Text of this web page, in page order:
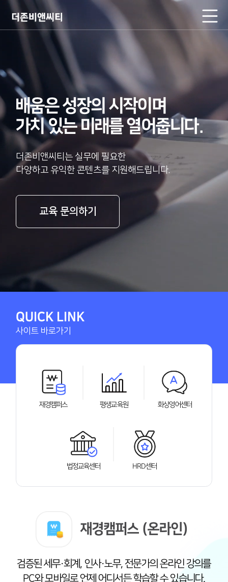
배움은 성장의 시작이며
가치 있는 미래를 열어줍니다.
더존비앤씨티는 실무에 필요한
다양하고 유익한 콘텐츠를 지원해드립니다.
교육 문의하기
QUICK LINK
사이트 바로가기
재경캠퍼스 평생교육원 화상영어센터
법정교육센터 HRD센터
재경캠퍼스 (온라인)
검증된 세무·회계, 인사·노무, 전문가의 온라인 강의를
PC와 모바일로 언제 어디서든 학습할 수 있습니다.